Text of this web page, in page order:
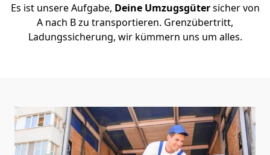
Es ist unsere Aufgabe, Deine Umzugsgütersicher von
A nach B zu transportieren. Grenzübertritt,
Ladungssicherung, wir kümmern uns um alles.